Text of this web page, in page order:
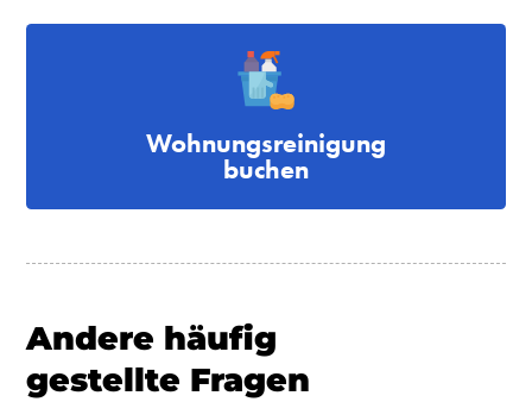
Wohnungsreinigung
buchen
Andere häufig
gestellte Fragen